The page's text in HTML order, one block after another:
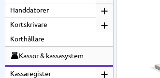
Handdatorer
Kortskrivare
Korthållare
Kassor & kassasystem
Kassaregister